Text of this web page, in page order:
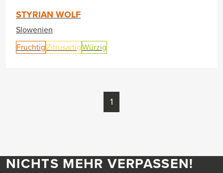
STYRIAN WOLF
Slowenien
FruchtigZitrusartigWürzig
1
NICHTS MEHR VERPASSEN!